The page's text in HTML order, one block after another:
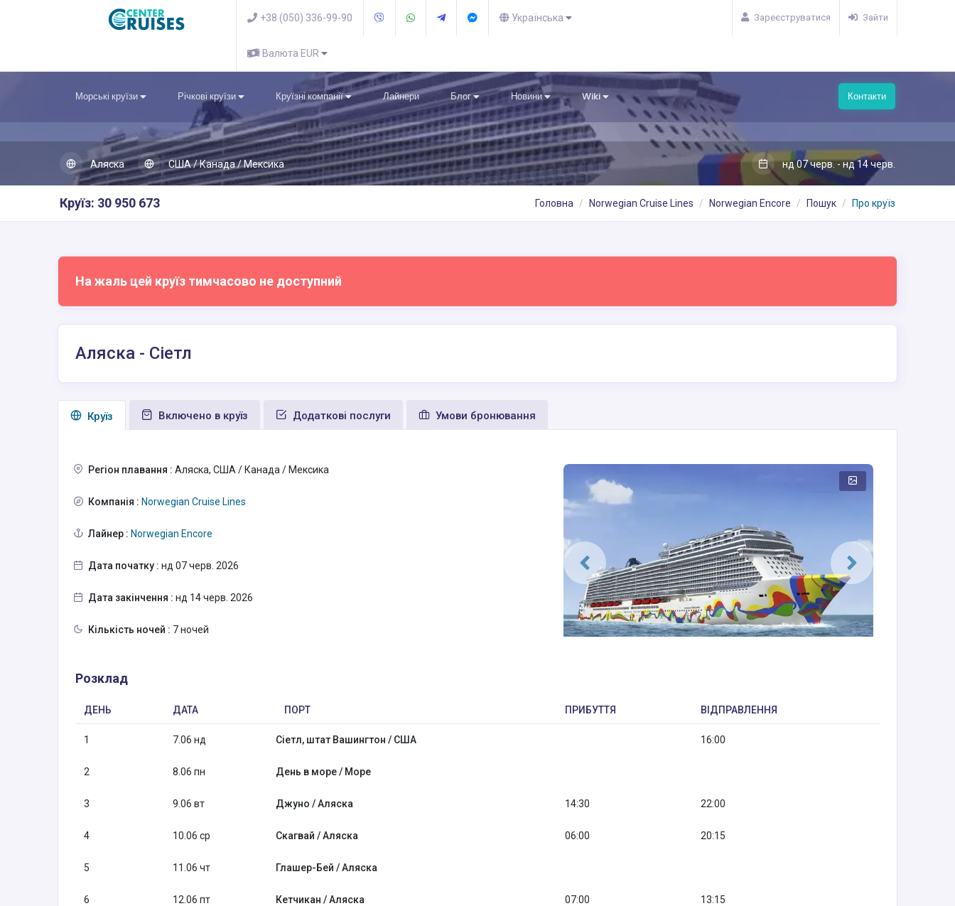
+38 (050) 336-99-90 Українська
Валюта EUR
Зареєструватися Зайти
Морські круїзи Річкові круїзи Круїзні компанії Лайнери Блог Новини Wiki Контакти
Аляска США / Канада / Мексика нд 07 черв. - нд 14 черв.
Круїз: 30 950 673 Головна Norwegian Cruise Lines Norwegian Encore Пошук Про круїз
На жаль цей круїз тимчасово не доступний
Аляска - Сіетл
Круїз Включено в круїз Додаткові послуги Умови бронювання
Регіон плавання : Аляска, США / Канада / Мексика
Компанія : Norwegian Cruise Lines
Лайнер : Norwegian Encore
Дата початку : нд 07 черв. 2026
Дата закінчення : нд 14 черв. 2026
Кількість ночей : 7 ночей
Розклад
ДЕНЬ ДАТА ПОРТ ПРИБУТТЯ ВІДПРАВЛЕННЯ
1 7.06 нд Сіетл, штат Вашингтон / США 16:00
2 8.06 пн День в море / Море
3 9.06 вт Джуно / Аляска 14:30 22:00
4 10.06 ср Скагвай / Аляска 06:00 20:15
5 11.06 чт Глашер-Бей / Аляска
6 12.06 пт Кетчикан / Аляска 07:00 13:15